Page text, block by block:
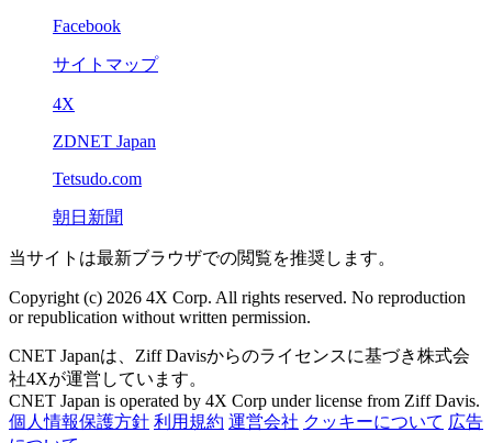
Facebook
サイトマップ
4X
ZDNET Japan
Tetsudo.com
朝日新聞
当サイトは最新ブラウザでの閲覧を推奨します。
Copyright (c) 2026 4X Corp. All rights reserved. No reproduction
or republication without written permission.
CNET Japanは、Ziff Davisからのライセンスに基づき株式会
社4Xが運営しています。
CNET Japan is operated by 4X Corp under license from Ziff Davis.
個人情報保護方針 利用規約 運営会社 クッキーについて 広告